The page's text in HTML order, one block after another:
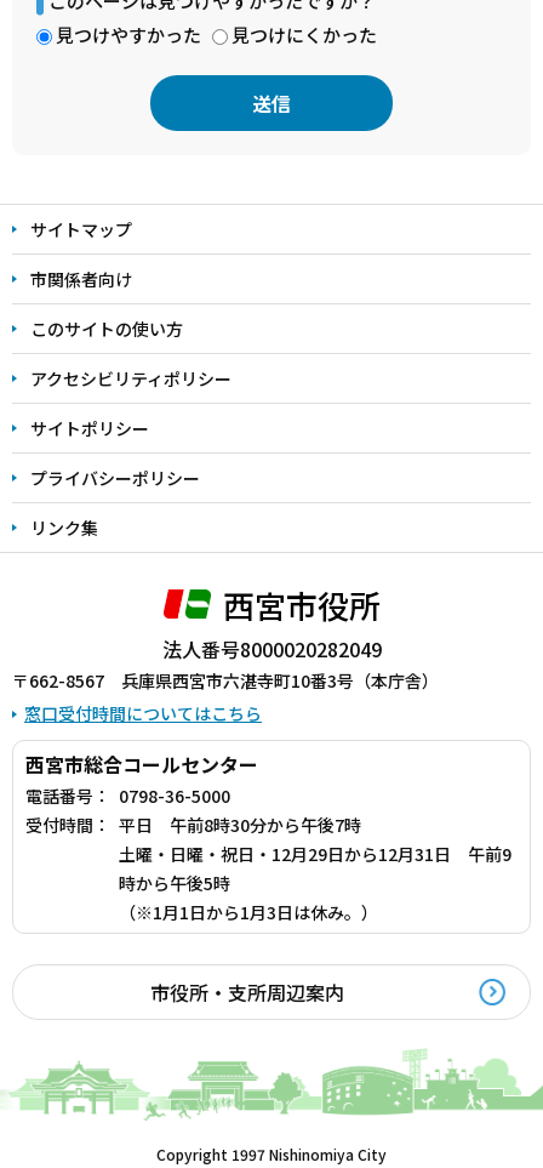
見つけやすかった
見つけにくかった
文
こ
こ
ま
で
サイトマップ
市関係者向け
このサイトの使い方
アクセシビリティポリシー
サイトポリシー
プライバシーポリシー
リンク集
西宮市役所
法人番号8000020282049
〒662-8567 兵庫県西宮市六湛寺町10番3号（本庁舎）
窓口受付時間についてはこちら
西宮市総合コールセンター
電話番号：
0798-36-5000
受付時間：
平日 午前8時30分から午後7時
土曜・日曜・祝日・12月29日から12月31日 午前9
時から午後5時
（※1月1日から1月3日は休み。）
市役所・支所周辺案内
Copyright 1997 Nishinomiya City